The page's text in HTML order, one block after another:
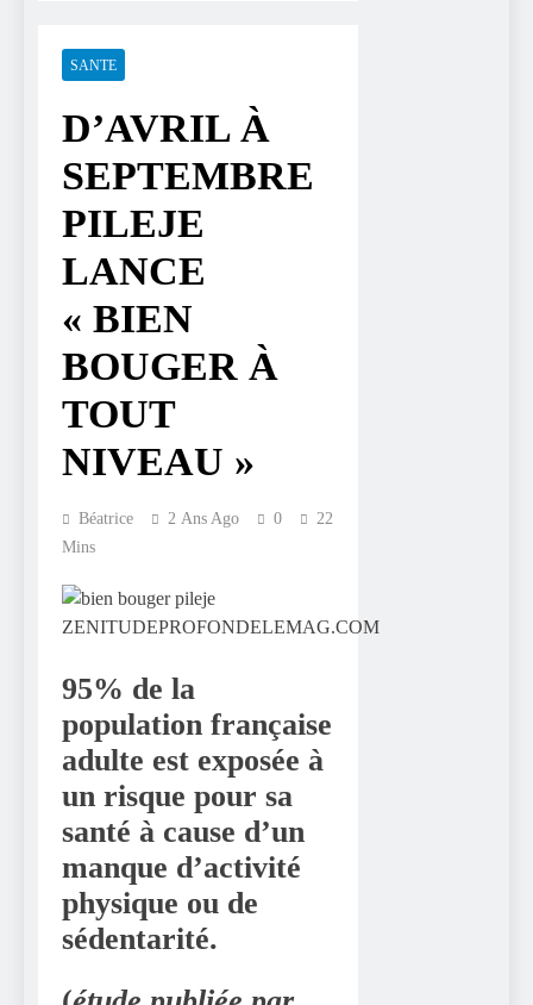
SANTE
D’AVRIL À
SEPTEMBRE
PILEJE
LANCE
« BIEN
BOUGER À
TOUT
NIVEAU »
Béatrice 2 Ans Ago 0
22
Mins
95% de la
population française
adulte est exposée à
un risque pour sa
santé à cause d’un
manque d’activité
physique ou de
sédentarité.